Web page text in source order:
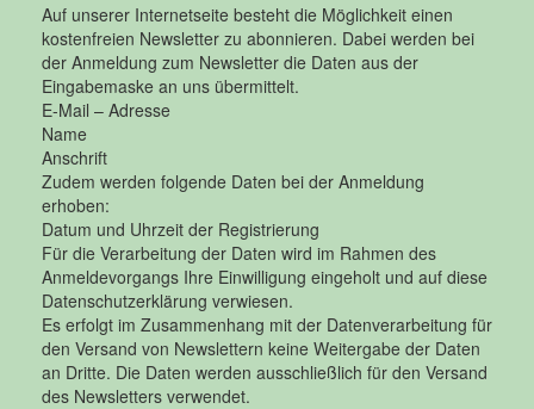
Auf unserer Internetseite besteht die Möglichkeit einen
kostenfreien Newsletter zu abonnieren. Dabei werden bei
der Anmeldung zum Newsletter die Daten aus der
Eingabemaske an uns übermittelt.
E-Mail – Adresse
Name
Anschrift
Zudem werden folgende Daten bei der Anmeldung
erhoben:
Datum und Uhrzeit der Registrierung
Für die Verarbeitung der Daten wird im Rahmen des
Anmeldevorgangs Ihre Einwilligung eingeholt und auf diese
Datenschutzerklärung verwiesen.
Es erfolgt im Zusammenhang mit der Datenverarbeitung für
den Versand von Newslettern keine Weitergabe der Daten
an Dritte. Die Daten werden ausschließlich für den Versand
des Newsletters verwendet.